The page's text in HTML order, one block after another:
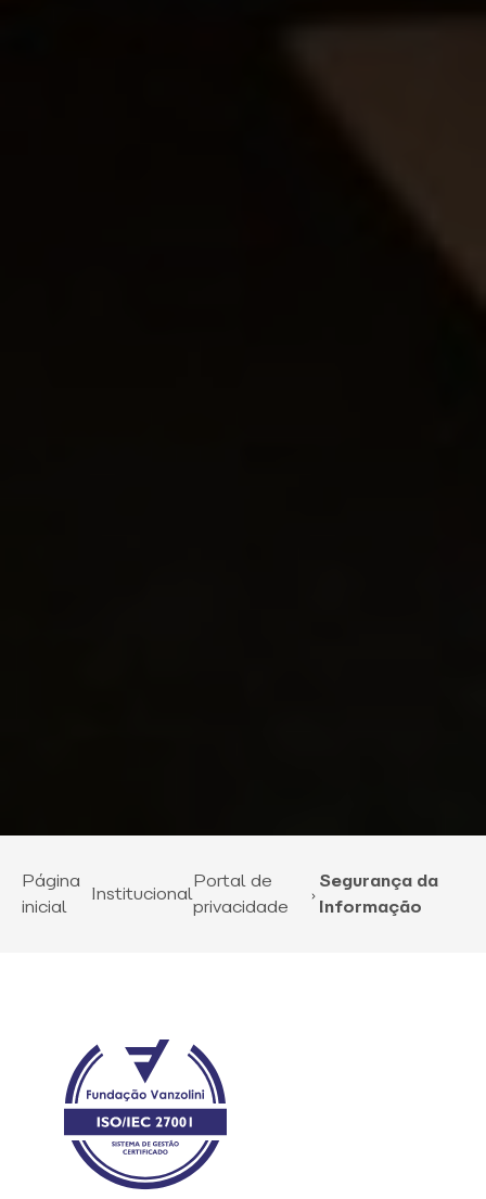
Página
inicial
Institucional
Portal de
privacidade
Segurança da
Informação